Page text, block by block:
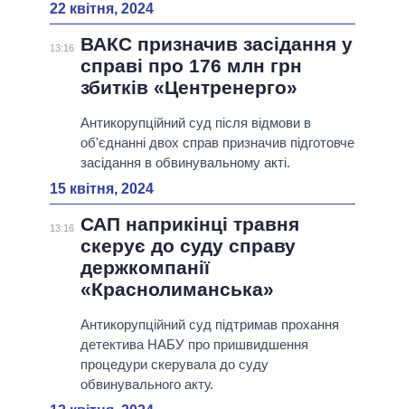
22 квітня, 2024
13:16
ВАКС призначив засідання у
справі про 176 млн грн
збитків «Центренерго»
Антикорупційний суд після відмови в
об'єднанні двох справ призначив підготовче
засідання в обвинувальному акті.
15 квітня, 2024
13:16 САП наприкінці травня
скерує до суду справу
держкомпанії
«Краснолиманська»
Антикорупційний суд підтримав прохання
детектива НАБУ про пришвидшення
процедури скерувала до суду
обвинувального акту.